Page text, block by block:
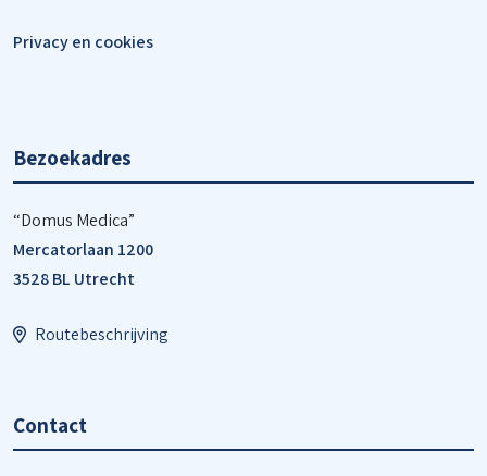
Privacy en cookies
Bezoekadres
“Domus Medica”
Mercatorlaan 1200
3528 BL Utrecht
Routebeschrijving
Contact